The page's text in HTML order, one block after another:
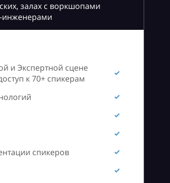
залах с воркшопами
инженерами
и Экспертной сцене
к 70+ спикерам
спикеров